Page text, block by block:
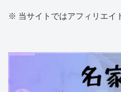
※ 当サイトではアフィリエイ